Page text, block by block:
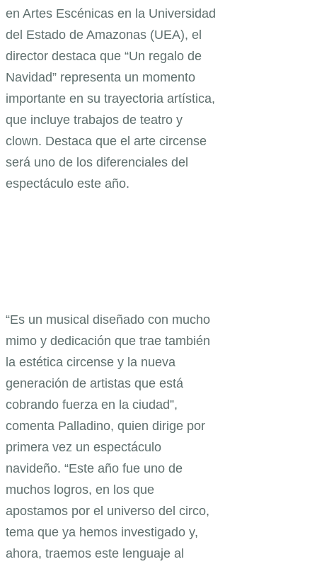
en Artes Escénicas en la Universidad
del Estado de Amazonas (UEA), el
director destaca que “Un regalo de
Navidad” representa un momento
importante en su trayectoria artística,
que incluye trabajos de teatro y
clown. Destaca que el arte circense
será uno de los diferenciales del
espectáculo este año.
“Es un musical diseñado con mucho
mimo y dedicación que trae también
la estética circense y la nueva
generación de artistas que está
cobrando fuerza en la ciudad”,
comenta Palladino, quien dirige por
primera vez un espectáculo
navideño. “Este año fue uno de
muchos logros, en los que
apostamos por el universo del circo,
tema que ya hemos investigado y,
ahora, traemos este lenguaje al